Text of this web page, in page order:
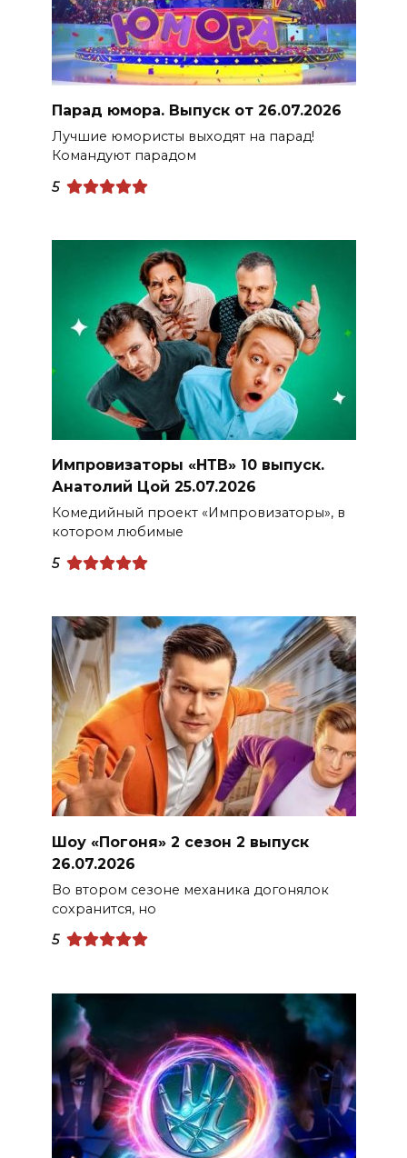
Парад юмора. Выпуск от 26.07.2026
Лучшие юмористы выходят на парад!
Командуют парадом
5
Импровизаторы «НТВ» 10 выпуск.
Анатолий Цой 25.07.2026
Комедийный проект «Импровизаторы», в
котором любимые
5
Шоу «Погоня» 2 сезон 2 выпуск
26.07.2026
Во втором сезоне механика догонялок
сохранится, но
5